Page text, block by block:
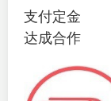
支付定金
达成合作